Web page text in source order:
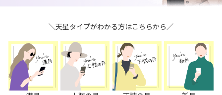
＼天星タイプがわかる方はこちらから／